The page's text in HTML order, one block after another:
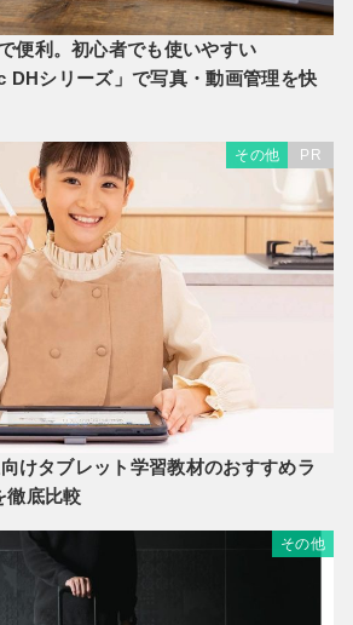
便利。初心者でも使いやすい
DHシリーズ」で写真・動画管理を快
その他 PR
向けタブレット学習教材のおすすめラ
徹底比較
その他